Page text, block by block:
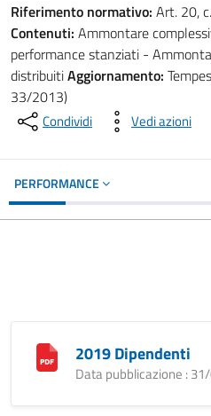
Riferimento normativo: Art. 20,
Contenuti: Ammontare
performance stanziati -
distribuitiAggiornamento:
33/2013)
Condividi Vedi azioni
PERFORMANCE
2019 Dipendenti
Data pubblicazione :